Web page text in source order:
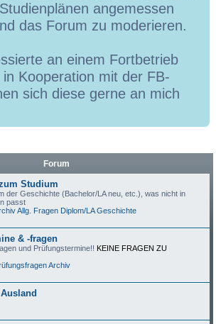
angemessen
das Forum zu moderieren.
an einem Fortbetrieb
Kooperation mit der FB-
sich diese gerne an mich
Forum
Studium
der Geschichte (Bachelor/LA neu, etc.), was nicht in
passt
Allg. Fragen Diplom/LA Geschichte
& -fragen
und Prüfungstermine!! KEINE FRAGEN ZU
Archiv